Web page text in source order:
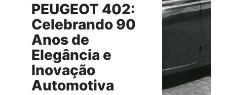
PEUGEOT 402:
Celebrando 90
Anos de
Elegância e
Inovação
Automotiva